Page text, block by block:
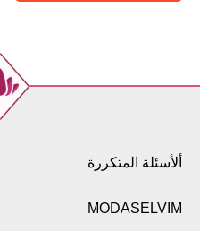
ألأسئلة المتكررة
MODASELVIM